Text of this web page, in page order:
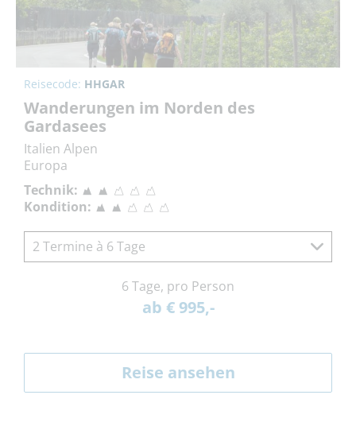
Reisecode: HHGAR
Wanderungen im Norden des
Gardasees
Italien Alpen
Europa
Technik:
Kondition:
2 Termine à 6 Tage
6 Tage, pro Person
ab € 995,-
Reise ansehen